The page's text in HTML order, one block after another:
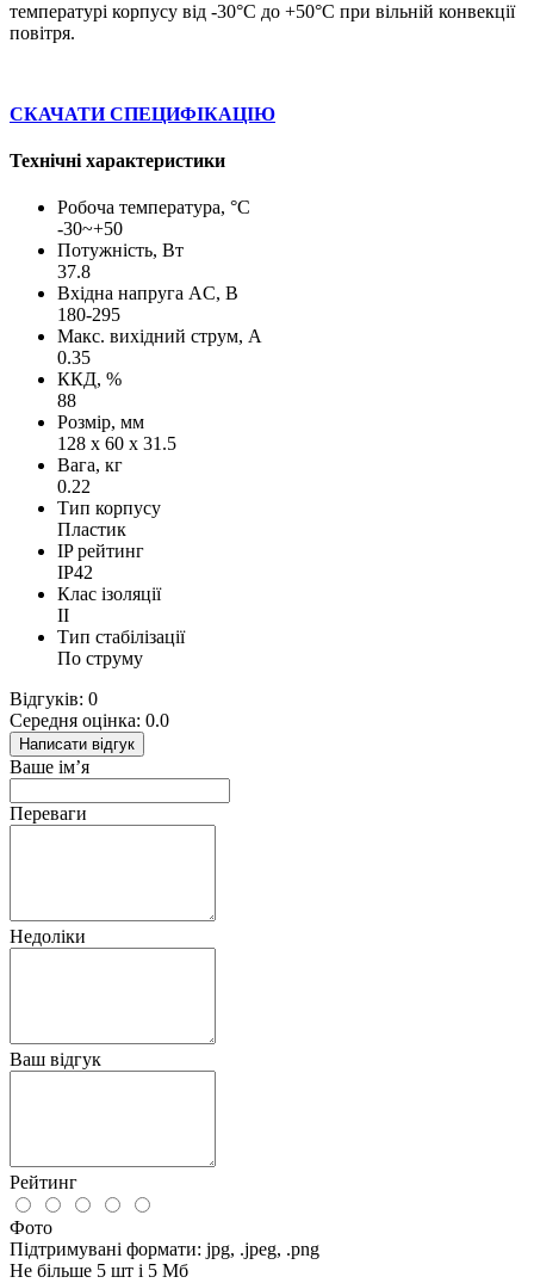
температурі корпусу від -30°C до +50°C при вільній конвекції
повітря.
СКАЧАТИ СПЕЦИФІКАЦІЮ
Технічні характеристики
Робоча температура, °C
-30~+50
Потужність, Вт
37.8
Вхідна напруга AC, В
180-295
Макс. вихідний струм, А
0.35
ККД, %
88
Розмір, мм
128 x 60 x 31.5
Вага, кг
0.22
Тип корпусу
Пластик
IP рейтинг
IP42
Клас ізоляції
II
Тип стабілізації
По струму
Відгуків: 0
Середня оцінка: 0.0
Написати відгук
Ваше ім’я
Переваги
Недоліки
Ваш відгук
Рейтинг
Фото
Підтримувані формати: jpg, .jpeg, .png
Не більше 5 шт і 5 Мб